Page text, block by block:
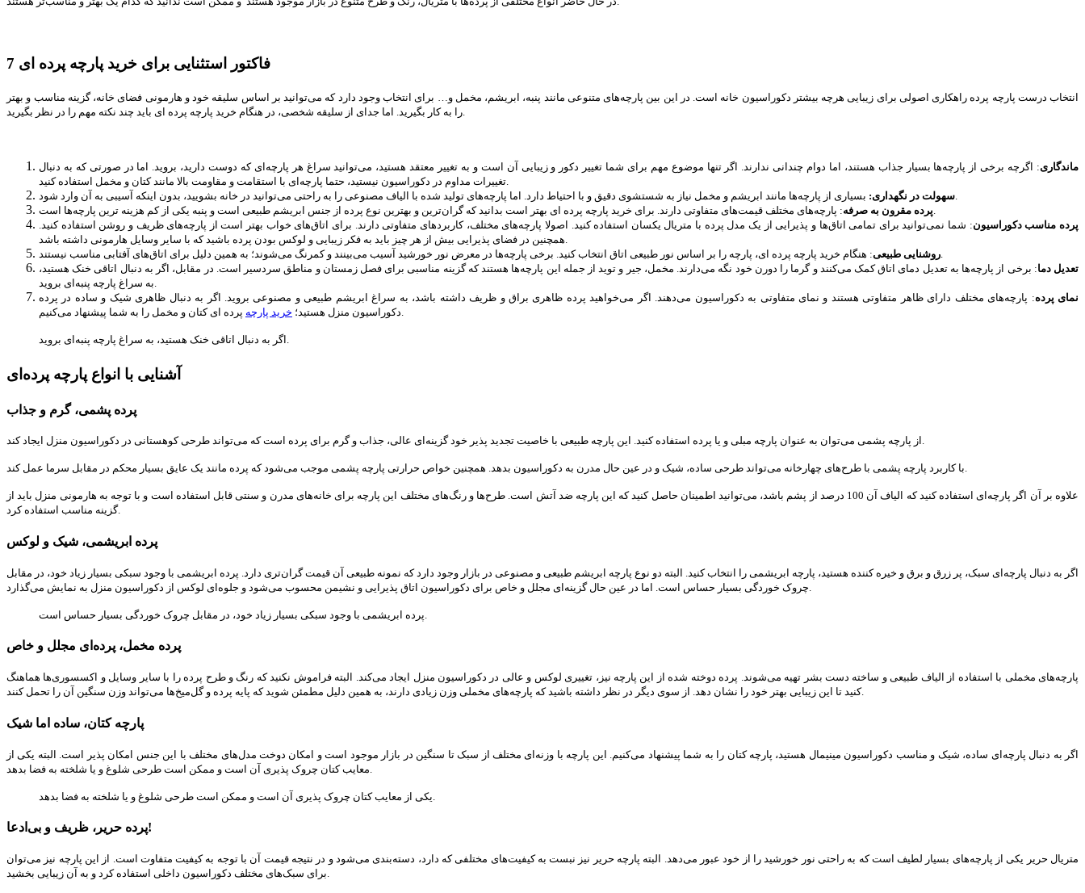
7 فاکتور استثنایی برای خرید پارچه پرده ‌ای
انتخاب درست پارچه پرده راهکاری اصولی برای زیبایی هرچه بیشتر دکوراسیون خانه است. در این بین پارچه‌های متنوعی مانند پنبه، ابریشم، مخمل و… برای انتخاب وجود دارد که می‌توانید بر اساس سلیقه خود و هارمونی فضای خانه، گزینه مناسب و بهتر
ماندگاری: اگرچه برخی از پارچه‌ها بسیار جذاب هستند، اما دوام چندانی ندارند. اگر تنها موضوع مهم برای شما تغییر دکور و زیبایی آن است و به تغییر معتقد هستید، می‌توانید سراغ هر پارچه‌ای که دوست دارید، بروید. اما در صورتی که به دنبال
سهولت در نگهداری:
پرده مقرون به صرفه
پرده مناسب دکوراسیون: شما نمی‌توانید برای تمامی اتاق‌ها و پذیرایی از یک مدل پرده با متریال یکسان استفاده کنید. اصولا پارچه‌های مختلف، کاربردهای متفاوتی دارند. برای اتاق‌های خواب بهتر است از پارچه‌های ظریف و روشن استفاده کنید.
روشنایی طبیعی
تعدیل دما: برخی از پارچه‌ها به تعدیل دمای اتاق کمک می‌کنند و گرما را دورن خود نگه می‌دارند. مخمل، جیر و توید از جمله این پارچه‌ها هستند که گزینه مناسبی برای فصل زمستان و مناطق سردسیر است. در مقابل، اگر به دنبال اتاقی خنک هستید،
نمای پرده: پارچه‌های مختلف دارای ظاهر متفاوتی هستند و نمای متفاوتی به دکوراسیون می‌دهند. اگر می‌خواهید پرده ظاهری براق و ظریف داشته باشد، به سراغ ابریشم طبیعی و مصنوعی بروید. اگر به دنبال ظاهری شیک و ساده در پرده
دکوراسیون منزل هستید؛ خرید پارچه
آشنایی با انواع پارچه پرده‌ای
پرده پشمی، گرم و جذاب
از پارچه پشمی می‌توان به عنوان پارچه مبلی و یا پرده استفاده کنید. این پارچه طبیعی با خاصیت تجدید پذیر خود گزینه‌ای عالی، جذاب و گرم برای پرده است که می‌تواند طرحی کوهستانی در دکوراسیون منزل ایجاد کند.
با کاربرد پارچه پشمی با طرح‌های چهارخانه می‌تواند طرحی ساده، شیک و در عین حال مدرن به دکوراسیون بدهد. همچنین خواص حرارتی پارچه پشمی موجب می‌شود که پرده مانند یک عایق بسیار محکم در مقابل سرما عمل کند.
علاوه بر آن اگر پارچه‌ای استفاده کنید که الیاف آن 100 درصد از پشم باشد، می‌توانید اطمینان حاصل کنید که این پارچه ضد آتش است. طرح‌ها و رنگ‌های مختلف این پارچه برای خانه‌های مدرن و سنتی قابل استفاده است و با توجه به هارمونی منزل باید از
گزینه مناسب استفاده کرد.
پرده ابریشمی، شیک و لوکس
اگر به دنبال پارچه‌ای سبک، پر زرق و برق و خیره کننده هستید، پارچه ابریشمی را انتخاب کنید. البته دو نوع پارچه ابریشم طبیعی و مصنوعی در بازار وجود دارد که نمونه طبیعی آن قیمت گران‌تری دارد. پرده ابریشمی با وجود سبکی بسیار زیاد خود، در مقابل
پرده مخمل، پرده‌ای مجلل و خاص
پارچه‌های مخملی با استفاده از الیاف طبیعی و ساخته دست بشر تهیه می‌شوند. پرده دوخته شده از این پارچه نیز، تغییری لوکس و عالی در دکوراسیون منزل ایجاد می‌کند. البته فراموش نکنید که رنگ و طرح پرده را با سایر وسایل و اکسسوری‌ها هماهنگ
کنید تا این زیبایی بهتر خود را نشان دهد. از سوی دیگر در نظر داشته باشید که پارچه‌های مخملی وزن زیادی دارند، به همین دلیل مطمئن شوید که پایه پرده و گل‌میخ‌ها می‌تواند وزن سنگین آن را تحمل کنند.
پارچه کتان، ساده اما شیک
اگر به دنبال پارچه‌ای ساده، شیک و مناسب دکوراسیون مینیمال هستید، پارچه کتان را به شما پیشنهاد می‌کنیم. این پارچه با وزنه‌ای مختلف از سبک تا سنگین در بازار موجود است و امکان دوخت مدل‌های مختلف با این جنس امکان پذیر است. البته یکی از
پرده حریر، ظریف و بی‌ادعا!
متریال حریر یکی از پارچه‌های بسیار لطیف است که به راحتی نور خورشید را از خود عبور می‌دهد. البته پارچه حریر نیز نبست به کیفیت‌های مختلفی که دارد، دسته‌بندی می‌شود و در نتیجه قیمت آن با توجه به کیفیت متفاوت است. از این پارچه نیز می‌توان